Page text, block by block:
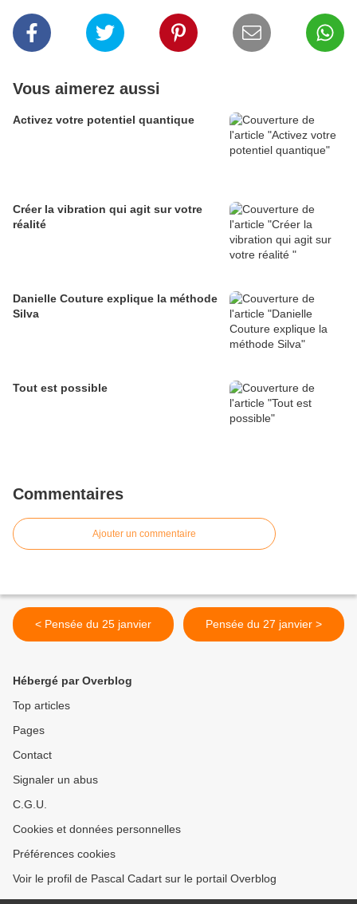
Vous aimerez aussi
Activez votre potentiel quantique
Créer la vibration qui agit sur votre
réalité
Danielle Couture explique la méthode
Silva
Tout est possible
Commentaires
Ajouter un commentaire
< Pensée du 25 janvier Pensée du 27 janvier >
Hébergé par Overblog
Top articles
Pages
Contact
Signaler un abus
C.G.U.
Cookies et données personnelles
Préférences cookies
Voir le profil de Pascal Cadart sur le portail Overblog